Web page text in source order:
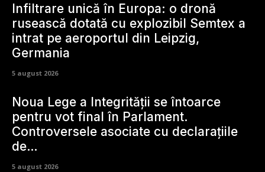
Infiltrare unică în Europa: o dronă
rusească dotată cu explozibil Semtex a
intrat pe aeroportul din Leipzig,
Germania
5 august 2026
Noua Lege a Integrității se întoarce
pentru vot final în Parlament.
Controversele asociate cu declarațiile
de…
5 august 2026